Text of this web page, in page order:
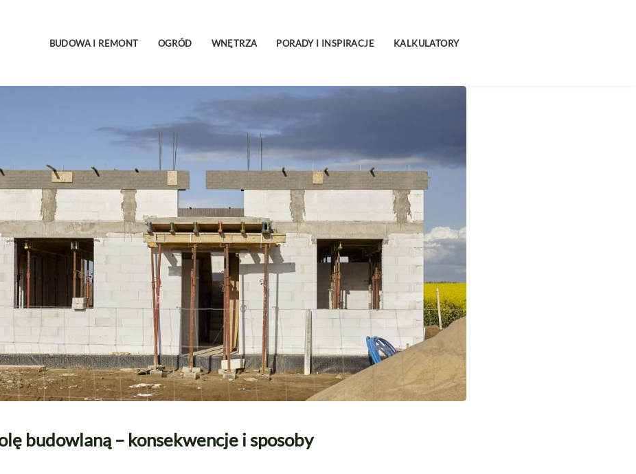
BUDOWA I REMONT OGRÓD WNĘTRZA PORADY I INSPIRACJE KALKULATORY
budowlaną – konsekwencje i sposoby